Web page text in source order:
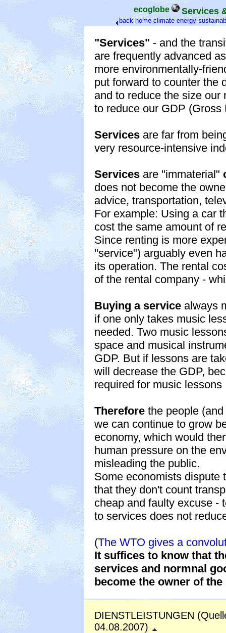
ecoglobe Services
back home climate energy
"Services" - and the
are frequently advanced
more environmentally-
put forward to counter the
and to reduce the size our
to reduce our GDP
Services are far from
very resource-intensive
Services are "immaterial"
does not become the
advice, transportation,
For example: Using a car
cost the same amount of
Since renting is more
"service") arguably even
its operation. The rental
of the rental company -
Buying a service always
if one only takes music
needed. Two music
space and musical
GDP. But if lessons are
will decrease the GDP,
required for music lessons
Therefore the people
we can continue to grow
economy, which would
human pressure on the
misleading the public.
Some economists dispute
that they don't count
cheap and faulty excuse -
to services does not
(The WTO gives a
It suffices to know that
services and normnal
become the owner of
DIENSTLEISTUNGEN
04.08.2007)